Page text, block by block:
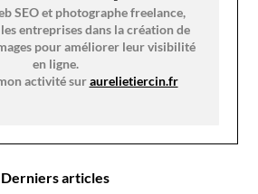
SEO et photographe freelance,
les entreprises dans la création de
pour améliorer leur visibilité
en ligne.
activité suraurelietiercin.fr
Derniers articles